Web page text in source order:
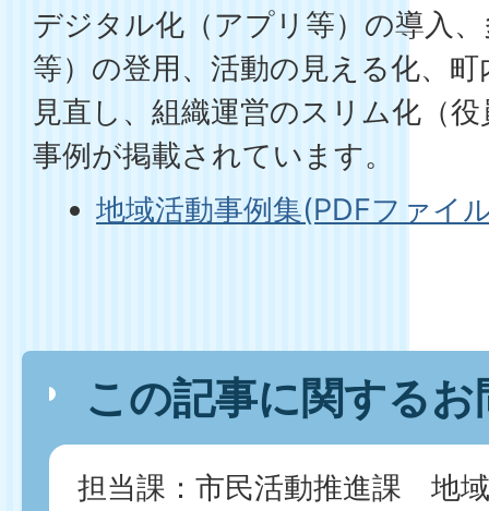
デジタル化（アプリ等）の導入
等）の登用、活動の見える化、
見直し、組織運営のスリム化（
事例が掲載されています。
地域活動事例集(PDFファイ
この記事に関する
担当課：市民活動推進課 地